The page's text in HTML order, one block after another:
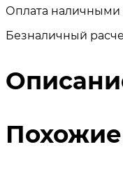
Оплата наличными
Безналичный